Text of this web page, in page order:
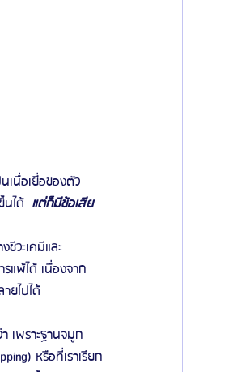
นื่อเยื่อของตัว
ได้ แต่ก็มีข้อเสีย
วะเคมีและ
แพ้ได้ เนื่องจาก
ยไปได้
เพราะฐานจมูก
หรือที่เราเรียก